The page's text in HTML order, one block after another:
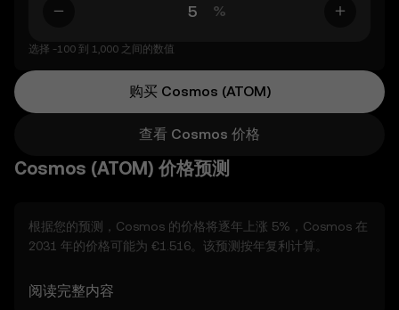
%
选择 -100 到 1,000 之间的数值
购买 Cosmos (ATOM)
查看 Cosmos 价格
Cosmos (ATOM) 价格预测
根据您的预测，Cosmos 的价格将逐年上涨 5%，Cosmos 在
2031 年的价格可能为 €1.516。该预测按年复利计算。
考虑到 Cosmos 的价格预测呈现上行趋势，年底有望升至
阅读完整内容